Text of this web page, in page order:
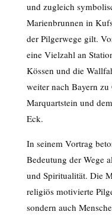
und zugleich
Marienbrunnen in
der Pilgerwege gilt.
eine Vielzahl an
Kössen und die
weiter nach Bayern
Marquartstein und
Eck.
In seinem Vortrag
Bedeutung der Wege
und Spiritualität. Die
religiös motivierte
sondern auch